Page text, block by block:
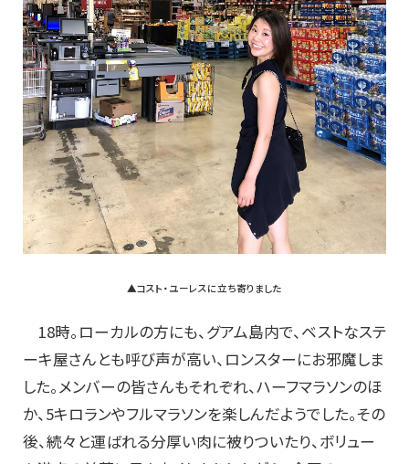
▲コスト・ユーレスに立ち寄りました
18時。ローカルの方にも、グアム島内で、ベストなステ
ーキ屋さんとも呼び声が高い、ロンスターにお邪魔しま
した。メンバーの皆さんもそれぞれ、ハーフマラソンのほ
か、5キロランやフルマラソンを楽しんだようでした。その
後、続々と運ばれる分厚い肉に被りついたり、ボリュー